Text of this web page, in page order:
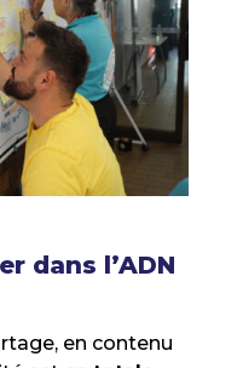
dans l’ADN
en contenu